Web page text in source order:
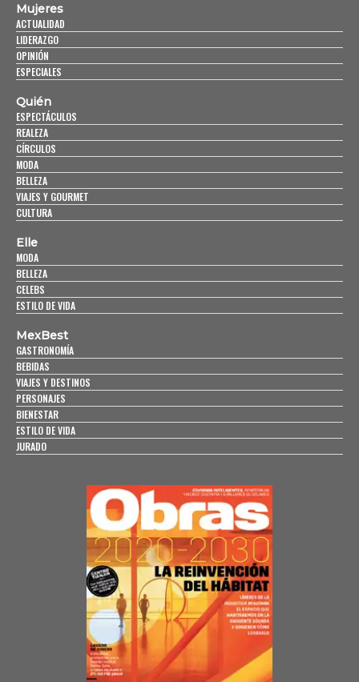
Mujeres
ACTUALIDAD
LIDERAZGO
OPINIÓN
ESPECIALES
Quién
ESPECTÁCULOS
REALEZA
CÍRCULOS
MODA
BELLEZA
VIAJES Y GOURMET
CULTURA
Elle
MODA
BELLEZA
CELEBS
ESTILO DE VIDA
MexBest
GASTRONOMÍA
BEBIDAS
VIAJES Y DESTINOS
PERSONAJES
BIENESTAR
ESTILO DE VIDA
JURADO